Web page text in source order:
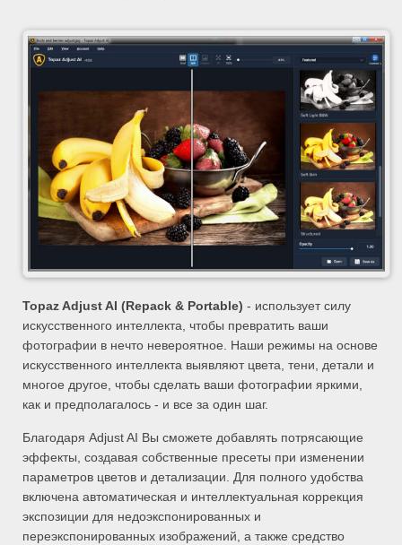
Topaz Adjust AI (Repack & Portable) - использует силу
искусственного интеллекта, чтобы превратить ваши
фотографии в нечто невероятное. Наши режимы на основе
искусственного интеллекта выявляют цвета, тени, детали и
многое другое, чтобы сделать ваши фотографии яркими,
как и предполагалось - и все за один шаг.
Благодаря Adjust AI Вы сможете добавлять потрясающие
эффекты, создавая собственные пресеты при изменении
параметров цветов и детализации. Для полного удобства
включена автоматическая и интеллектуальная коррекция
экспозиции для недоэкспонированных и
переэкспонированных изображений, а также средство